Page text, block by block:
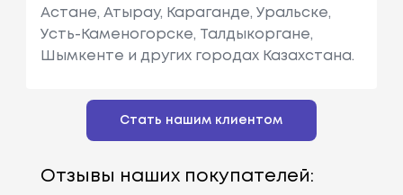
Астане, Атырау, Караганде, Уральске,
Усть-Каменогорске, Талдыкоргане,
Шымкенте и других городах Казахстана.
Стать нашим клиентом
Отзывы наших покупателей: